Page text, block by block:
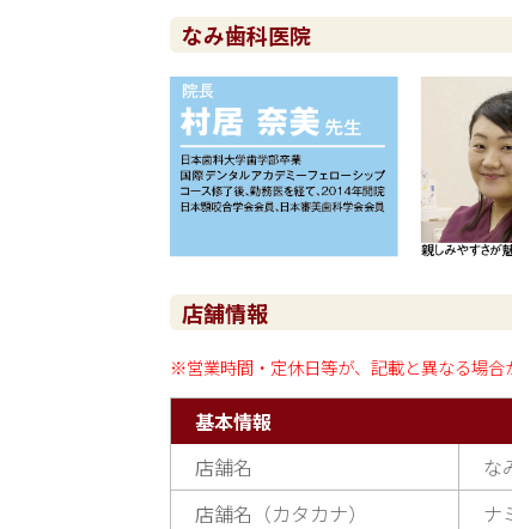
なみ歯科医院
店舗情報
※営業時間・定休日等が、記載と異なる場合
基本情報
店舗名
な
店舗名（カタカナ）
ナ